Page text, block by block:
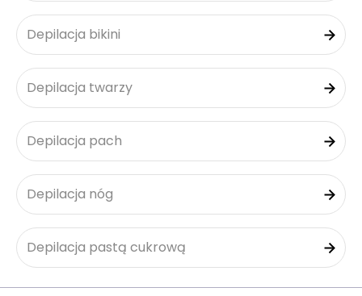
Depilacja bikini
Depilacja twarzy
Depilacja pach
Depilacja nóg
Depilacja pastą cukrową